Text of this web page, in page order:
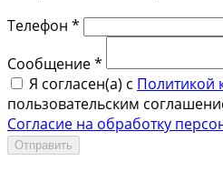
Телефон *
Сообщение *
Я согласен(a) с Политикой
пользовательским
Согласие на обработку
Отправить